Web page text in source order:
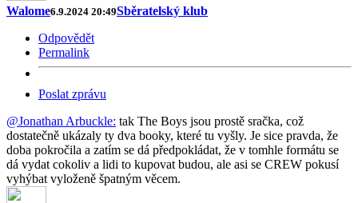
Walome6.9.2024 20:49Sběratelský klub
Odpovědět
Permalink
Poslat zprávu
@Jonathan Arbuckle: tak The Boys jsou prostě sračka, což
dostatečně ukázaly ty dva booky, které tu vyšly. Je sice pravda, že
doba pokročila a zatím se dá předpokládat, že v tomhle formátu se
dá vydat cokoliv a lidi to kupovat budou, ale asi se CREW pokusí
vyhýbat vyloženě špatným věcem.